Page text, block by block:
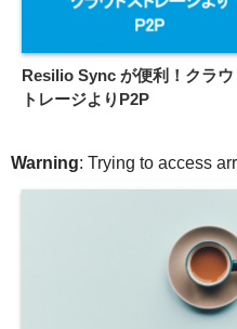
Resilio Sync が便利！クラウ
トレージよりP2P
Warning: Trying to access